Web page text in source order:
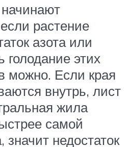
растение
азота или
голодание этих
можно. Если края
внутрь, лист
жила
самой
недостаток